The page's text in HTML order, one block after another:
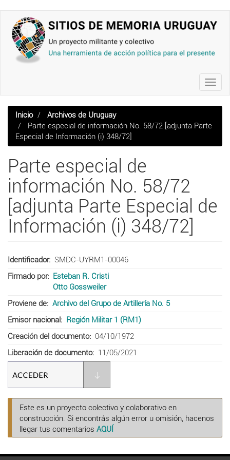
contenido
principal
Inicio
Archivos de Uruguay
Parte especial de información No. 58/72 [adjunta Parte
Especial de Información (i) 348/72]
Parte especial de
información No. 58/72
[adjunta Parte Especial de
Información (i) 348/72]
Identificador
SMDC-UYRM1-00046
Firmado por
Esteban R. Cristi
Otto Gossweiler
Proviene de
Archivo del Grupo de Artillería No. 5
Emisor nacional
Región Militar 1 (RM1)
Creación del documento
04/10/1972
Liberación de documento
11/05/2021
Este es un proyecto colectivo y colaborativo en
construcción. Si encontrás algún error u omisión, hacenos
llegar tus comentarios AQUÍ